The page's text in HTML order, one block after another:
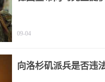
09-04
向洛杉矶派兵是否违